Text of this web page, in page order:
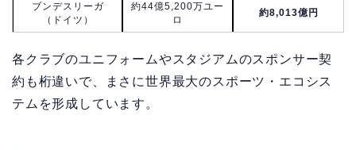
ブンデスリーガ
（ドイツ）
約44億5,200万ユー
ロ
約8,013億円
各クラブのユニフォームやスタジアムのスポンサー契
約も桁違いで、まさに世界最大のスポーツ・エコシス
テムを形成しています。